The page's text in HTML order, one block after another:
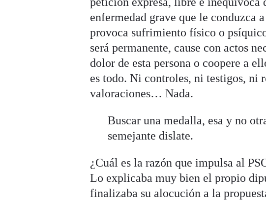
enfermedad grave que le conduzca
provoca sufrimiento físico o
será permanente, cause con actos
dolor de esta persona o coopere a
es todo. Ni controles, ni testigos, ni
valoraciones… Nada.
Buscar una medalla, esa y no
semejante dislate.
¿Cuál es la razón que impulsa al
Lo explicaba muy bien el propio
finalizaba su alocución a la